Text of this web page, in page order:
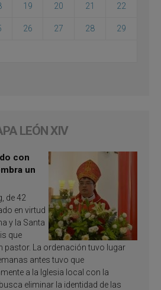
19 20 21 22
26 27 28 29
LEÓN XIV
con
un
de 42
en virtud
y la Santa
que
pastor. La ordenación tuvo lugar
antes tuvo que
a la Iglesia local con la
eliminar la identidad de las